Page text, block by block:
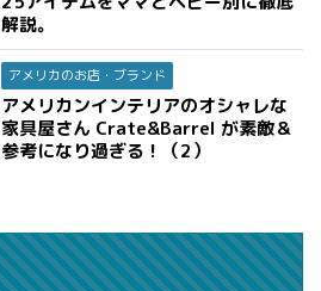
解説。
アメリカのお店・ブランド
アメリカンインテリアのオシャレな
家具屋さん Crate&Barrel が素敵＆
参考になり過ぎる！（2）